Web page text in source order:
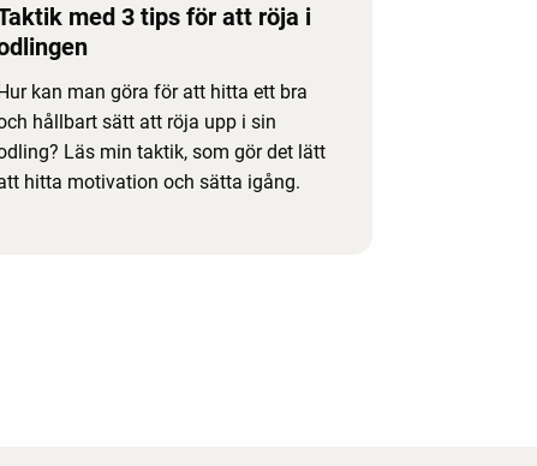
med 3 tips för att röja i
kan man göra för att hitta ett bra
hållbart sätt att röja upp i sin
Läs min taktik, som gör det lätt
hitta motivation och sätta igång.